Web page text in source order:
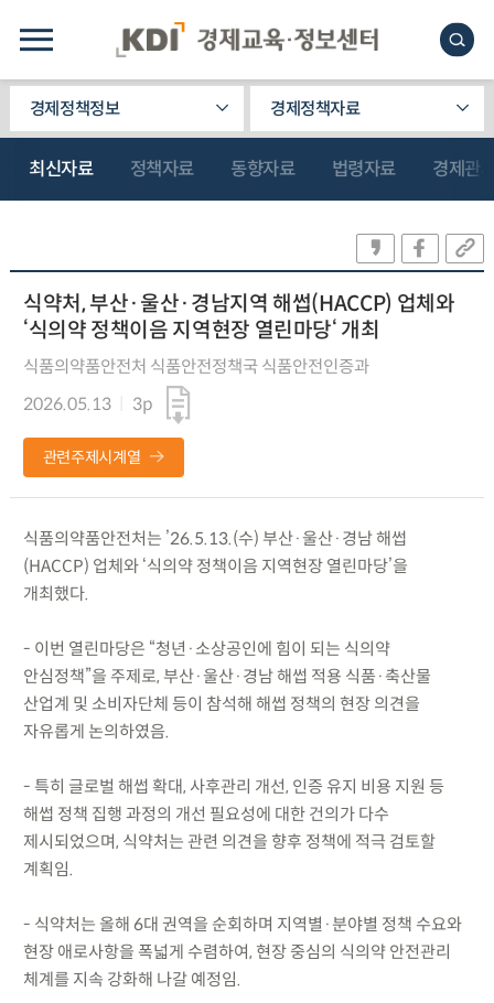
경제정책정보 경제정책자료
최신자료 정책자료 동향자료 법령자료 경제관
식약처, 부산·울산·경남지역 해썹(HACCP) 업체와
‘식의약 정책이음 지역현장 열린마당‘ 개최
식품의약품안전처 식품안전정책국 식품안전인증과
2026.05.13
3p
관련주제시계열
식품의약품안전처는 ’26.5.13.(수) 부산·울산·경남 해썹
(HACCP) 업체와 ‘식의약 정책이음 지역현장 열린마당’을
개최했다.
- 이번 열린마당은 “청년·소상공인에 힘이 되는 식의약
안심정책”을 주제로, 부산·울산·경남 해썹 적용 식품·축산물
산업계 및 소비자단체 등이 참석해 해썹 정책의 현장 의견을
자유롭게 논의하였음.
- 특히 글로벌 해썹 확대, 사후관리 개선, 인증 유지 비용 지원 등
해썹 정책 집행 과정의 개선 필요성에 대한 건의가 다수
제시되었으며, 식약처는 관련 의견을 향후 정책에 적극 검토할
계획임.
- 식약처는 올해 6대 권역을 순회하며 지역별·분야별 정책 수요와
현장 애로사항을 폭넓게 수렴하여, 현장 중심의 식의약 안전관리
체계를 지속 강화해 나갈 예정임.